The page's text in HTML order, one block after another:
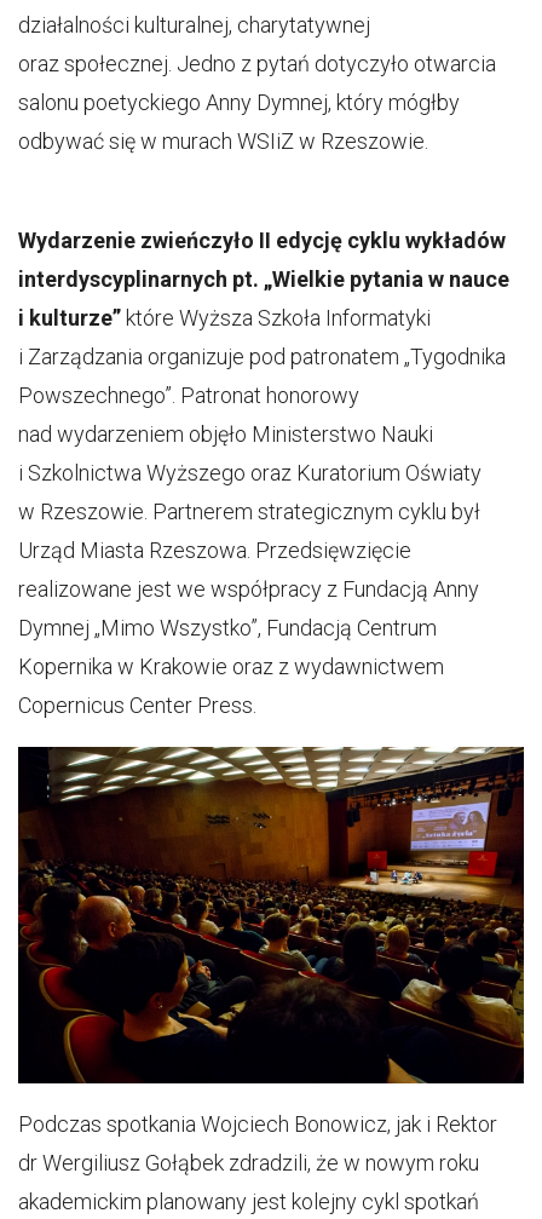
działalności kulturalnej, charytatywnej
oraz społecznej. Jedno z pytań dotyczyło otwarcia
salonu poetyckiego Anny Dymnej, który mógłby
odbywać się w murach WSIiZ w Rzeszowie.
Wydarzenie zwieńczyło II edycję cyklu wykładów
interdyscyplinarnych pt. „Wielkie pytania w nauce
i kulturze”które Wyższa Szkoła Informatyki
i Zarządzania organizuje pod patronatem „Tygodnika
Powszechnego”. Patronat honorowy
nad wydarzeniem objęło Ministerstwo Nauki
i Szkolnictwa Wyższego oraz Kuratorium Oświaty
w Rzeszowie. Partnerem strategicznym cyklu był
Urząd Miasta Rzeszowa. Przedsięwzięcie
realizowane jest we współpracy z Fundacją Anny
Dymnej „Mimo Wszystko”, Fundacją Centrum
Kopernika w Krakowie oraz z wydawnictwem
Copernicus Center Press.
Podczas spotkania Wojciech Bonowicz, jak i Rektor
dr Wergiliusz Gołąbek zdradzili, że w nowym roku
akademickim planowany jest kolejny cykl spotkań